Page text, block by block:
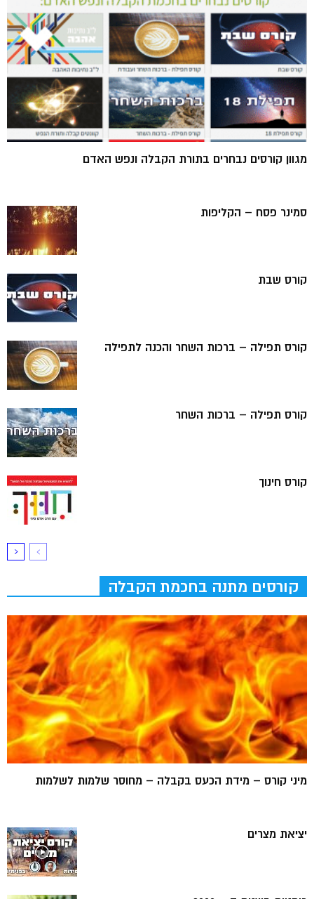
מגוון קורסים נבחרים בתורת הקבלה ונפש האדם
סמינר פסח – הקליפות
קורס שבת
קורס תפילה – ברכות השחר והכנה לתפילה
קורס תפילה – ברכות השחר
קורס חינוך
קורסים מתנה בחכמת הקבלה
מיני קורס – מידת הכעס בקבלה – מחוסר שלמות לשלמות
יציאת מצרים